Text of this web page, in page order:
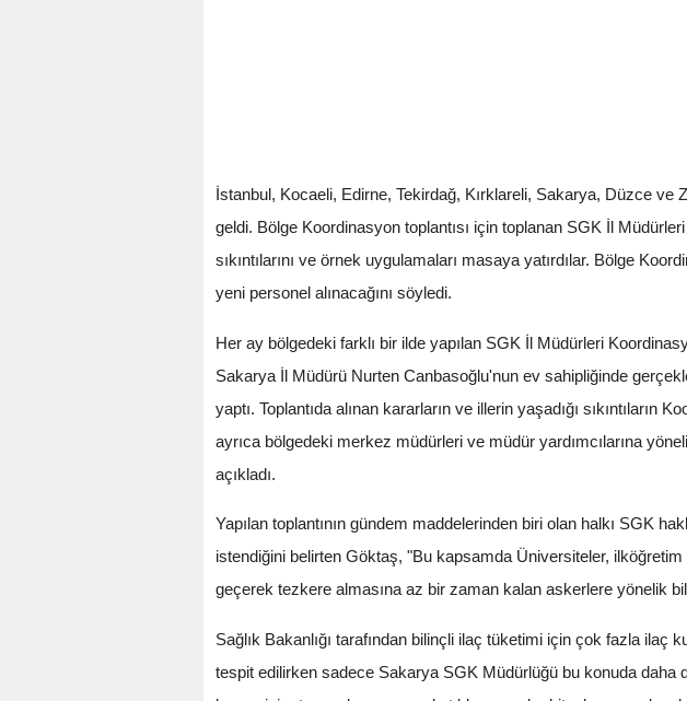
İstanbul, Kocaeli, Edirne, Tekirdağ, Kırklareli, Sakarya, Düzce ve
geldi. Bölge Koordinasyon toplantısı için toplanan SGK İl
sıkıntılarını ve örnek uygulamaları masaya yatırdılar. Bölge
yeni personel alınacağını söyledi.
Her ay bölgedeki farklı bir ilde yapılan SGK İl Müdürleri
Sakarya İl Müdürü Nurten Canbasoğlu'nun ev sahipliğinde
yaptı. Toplantıda alınan kararların ve illerin yaşadığı
ayrıca bölgedeki merkez müdürleri ve müdür yardımcılarına
açıkladı.
Yapılan toplantının gündem maddelerinden biri olan halkı SGK
istendiğini belirten Göktaş, "Bu kapsamda Üniversiteler,
geçerek tezkere almasına az bir zaman kalan askerlere yönelik
Sağlık Bakanlığı tarafından bilinçli ilaç tüketimi için çok fazla ilaç
tespit edilirken sadece Sakarya SGK Müdürlüğü bu konuda daha